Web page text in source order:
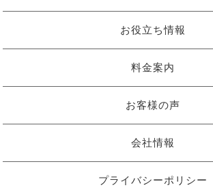
お役立ち情報
料金案内
お客様の声
会社情報
プライバシーポリシー